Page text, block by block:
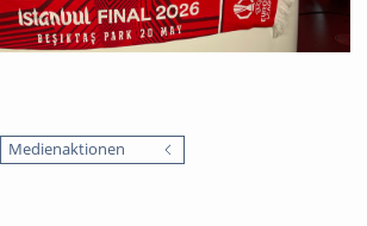
Medienaktionen